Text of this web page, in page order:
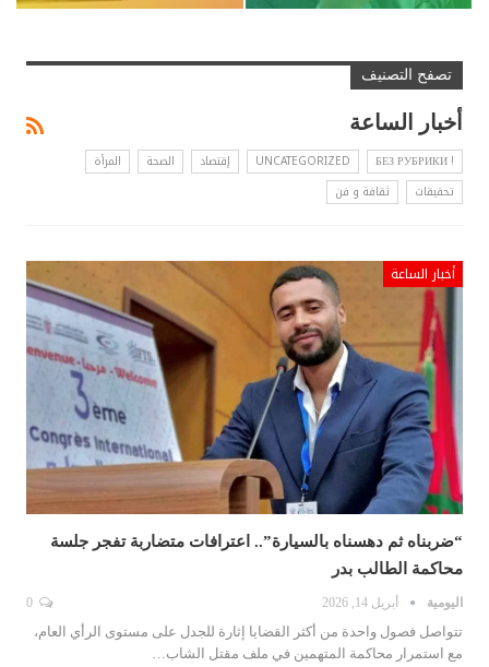
تصفح التصنيف
أخبار الساعة
! БЕЗ РУБРИКИ
UNCATEGORIZED إقتصاد الصحة
المرأة
تحقيقات
ثقافة و فن
أخبار الساعة
“ضربناه ثم دهسناه بالسيارة”.. اعترافات متضاربة تفجر جلسة
محاكمة الطالب بدر
اليومية أبريل 14, 2026
تتواصل فصول واحدة من أكثر القضايا إثارة للجدل على مستوى الرأي العام،
مع استمرار محاكمة المتهمين في ملف مقتل الشاب…